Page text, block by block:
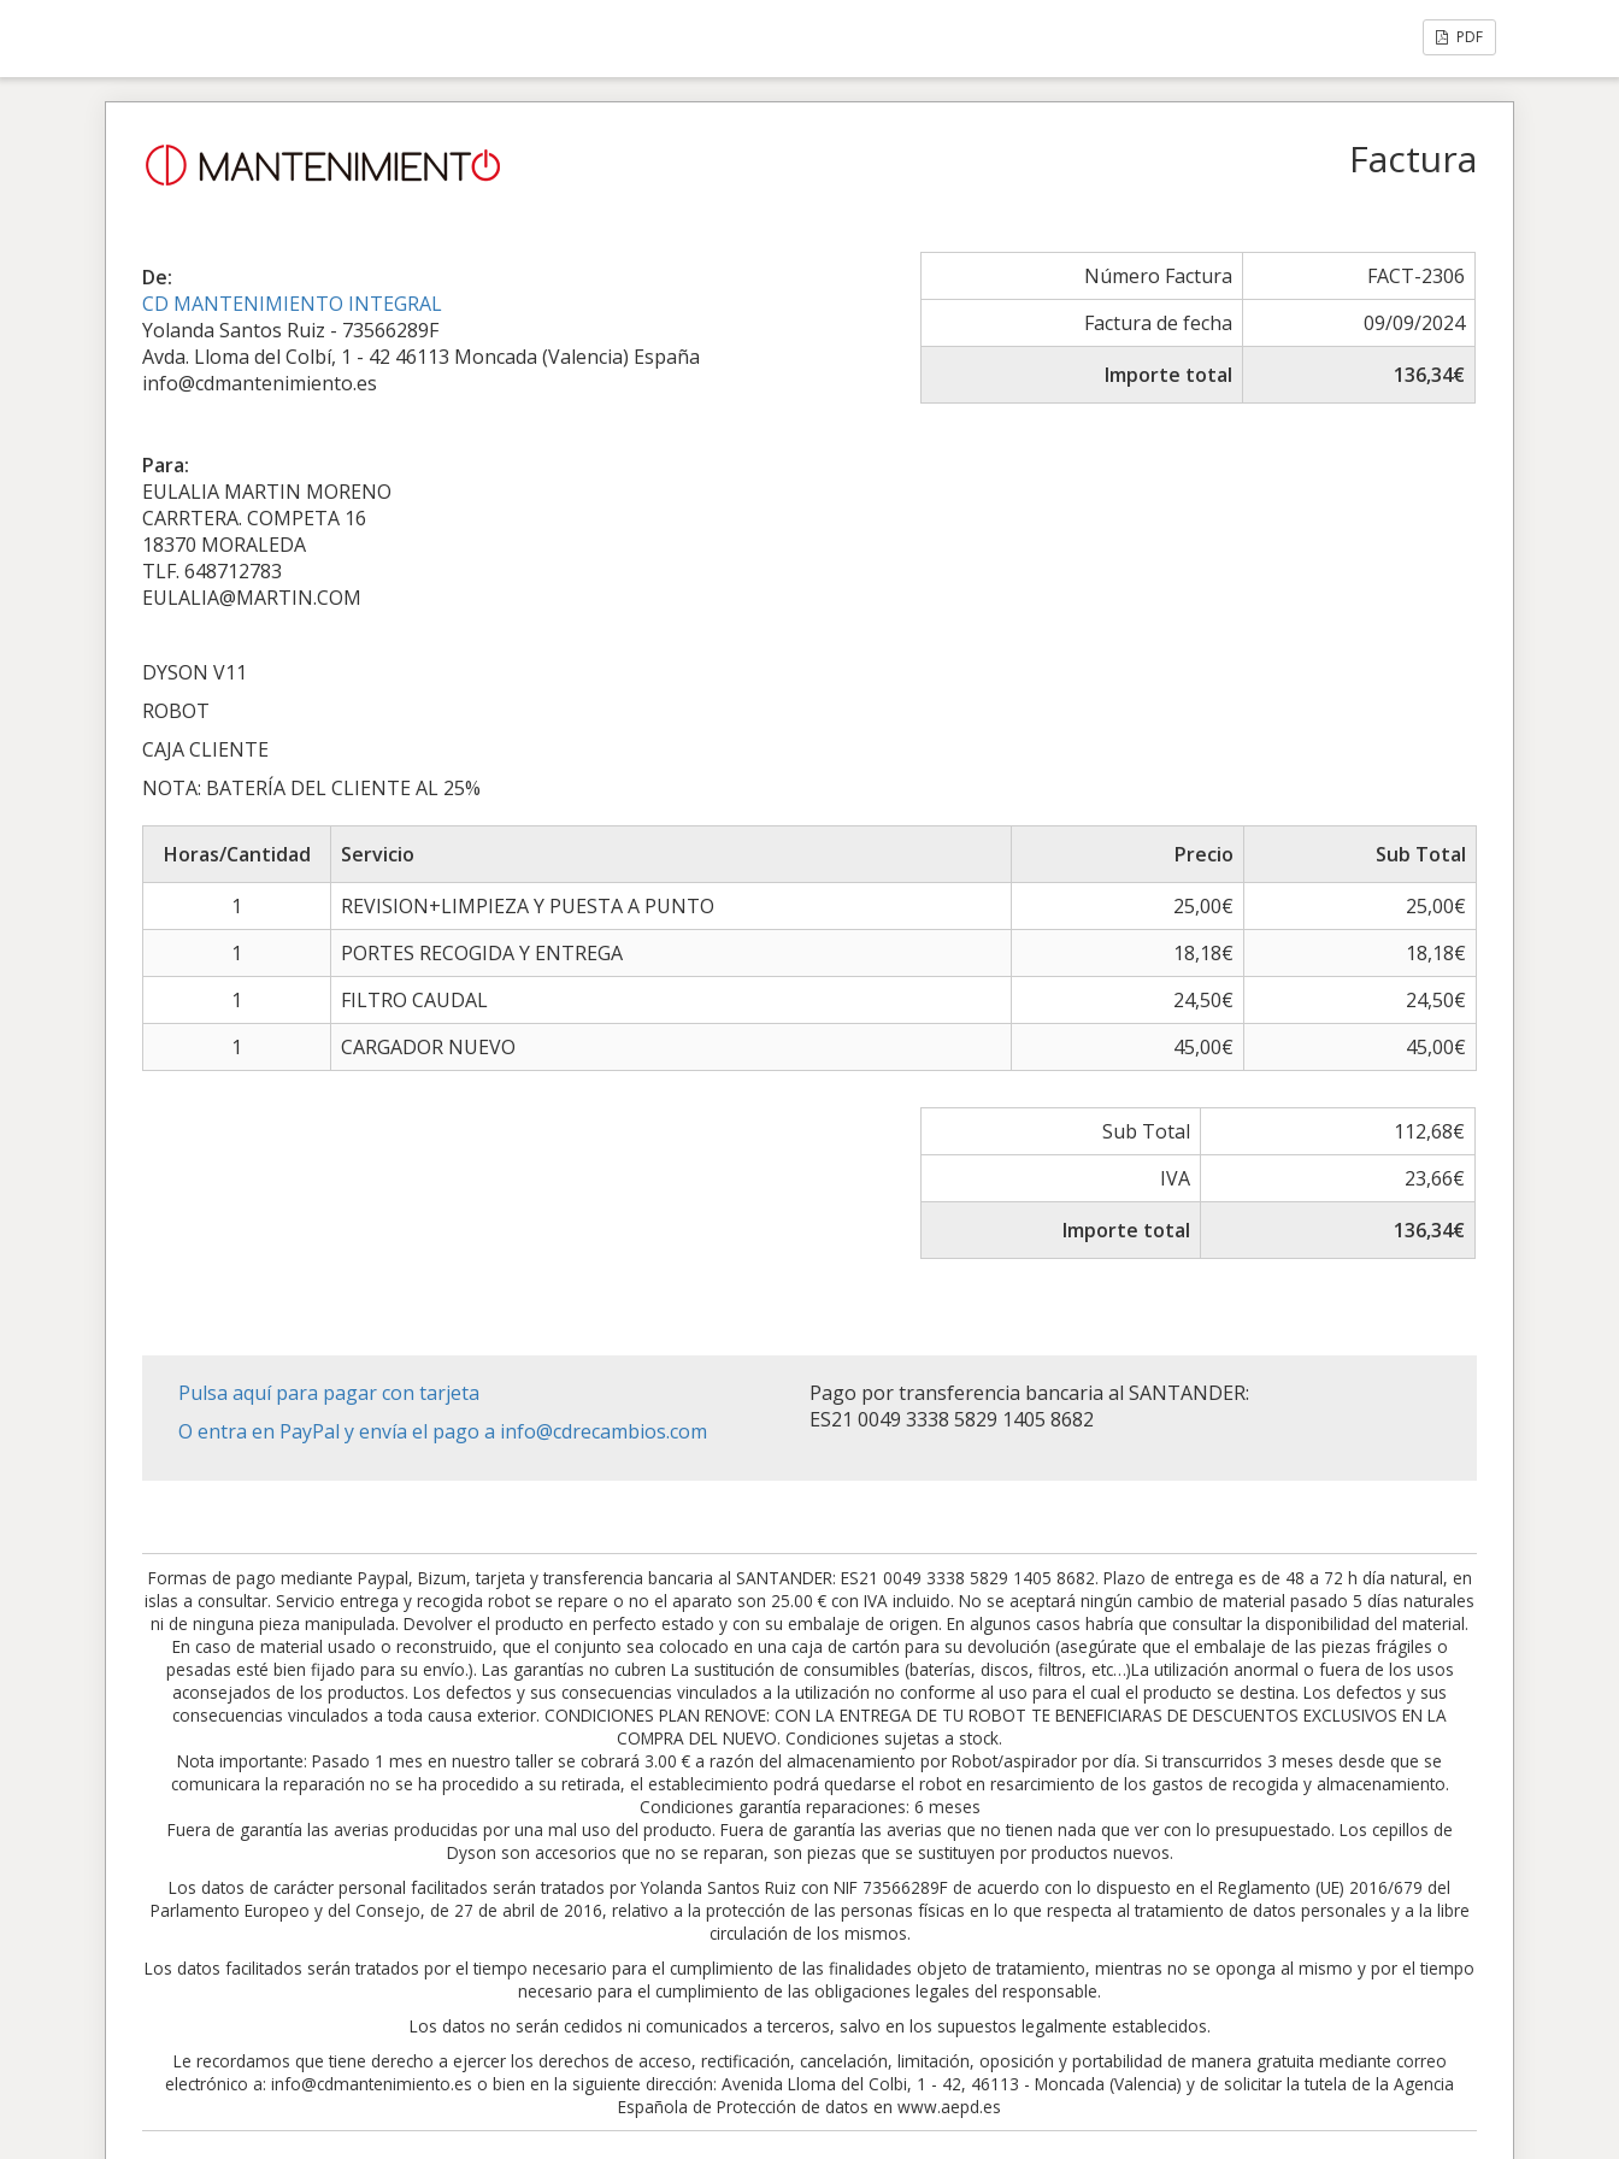
PDF
Factura
De:
CD MANTENIMIENTO INTEGRAL
Yolanda Santos Ruiz - 73566289F
Avda. Lloma del Colbí, 1 - 42 46113 Moncada (Valencia) España
info@cdmantenimiento.es
Número Factura
FACT-2306
Factura de fecha
09/09/2024
Importe total
136,34€
Para:
EULALIA MARTIN MORENO
CARRTERA. COMPETA 16
18370 MORALEDA
TLF. 648712783
EULALIA@MARTIN.COM
DYSON V11
ROBOT
CAJA CLIENTE
NOTA: BATERÍA DEL CLIENTE AL 25%
Horas/Cantidad Servicio Precio
Sub Total
1
REVISION+LIMPIEZA Y PUESTA A PUNTO 25,00€
25,00€
1
PORTES RECOGIDA Y ENTREGA 18,18€
18,18€
1
FILTRO CAUDAL 24,50€
24,50€
1
CARGADOR NUEVO 45,00€ 45,00€
Sub Total
112,68€
IVA
23,66€
Importe total
136,34€
Pulsa aquí para pagar con tarjeta
O entra en PayPal y envía el pago a info@cdrecambios.com
Pago por transferencia bancaria al SANTANDER:
ES21 0049 3338 5829 1405 8682
Formas de pago mediante Paypal, Bizum, tarjeta y transferencia bancaria al SANTANDER: ES21 0049 3338 5829 1405 8682. Plazo de entrega es de 48 a 72 h día natural, en
islas a consultar. Servicio entrega y recogida robot se repare o no el aparato son 25.00 € con IVA incluido. No se aceptará ningún cambio de material pasado 5 días naturales
ni de ninguna pieza manipulada. Devolver el producto en perfecto estado y con su embalaje de origen. En algunos casos habría que consultar la disponibilidad del material.
En caso de material usado o reconstruido, que el conjunto sea colocado en una caja de cartón para su devolución (asegúrate que el embalaje de las piezas frágiles o
pesadas esté bien fijado para su envío.). Las garantías no cubren La sustitución de consumibles (baterías, discos, filtros, etc…)La utilización anormal o fuera de los usos
aconsejados de los productos. Los defectos y sus consecuencias vinculados a la utilización no conforme al uso para el cual el producto se destina. Los defectos y sus
consecuencias vinculados a toda causa exterior. CONDICIONES PLAN RENOVE: CON LA ENTREGA DE TU ROBOT TE BENEFICIARAS DE DESCUENTOS EXCLUSIVOS EN LA
COMPRA DEL NUEVO. Condiciones sujetas a stock.
Nota importante: Pasado 1 mes en nuestro taller se cobrará 3.00 € a razón del almacenamiento por Robot/aspirador por día. Si transcurridos 3 meses desde que se
comunicara la reparación no se ha procedido a su retirada, el establecimiento podrá quedarse el robot en resarcimiento de los gastos de recogida y almacenamiento.
Condiciones garantía reparaciones: 6 meses
Fuera de garantía las averias producidas por una mal uso del producto. Fuera de garantía las averias que no tienen nada que ver con lo presupuestado. Los cepillos de
Dyson son accesorios que no se reparan, son piezas que se sustituyen por productos nuevos.
Los datos de carácter personal facilitados serán tratados por Yolanda Santos Ruiz con NIF 73566289F de acuerdo con lo dispuesto en el Reglamento (UE) 2016/679 del
Parlamento Europeo y del Consejo, de 27 de abril de 2016, relativo a la protección de las personas físicas en lo que respecta al tratamiento de datos personales y a la libre
circulación de los mismos.
Los datos facilitados serán tratados por el tiempo necesario para el cumplimiento de las finalidades objeto de tratamiento, mientras no se oponga al mismo y por el tiempo
necesario para el cumplimiento de las obligaciones legales del responsable.
Los datos no serán cedidos ni comunicados a terceros, salvo en los supuestos legalmente establecidos.
Le recordamos que tiene derecho a ejercer los derechos de acceso, rectificación, cancelación, limitación, oposición y portabilidad de manera gratuita mediante correo
electrónico a: info@cdmantenimiento.es o bien en la siguiente dirección: Avenida Lloma del Colbi, 1 - 42, 46113 - Moncada (Valencia) y de solicitar la tutela de la Agencia
Española de Protección de datos en www.aepd.es